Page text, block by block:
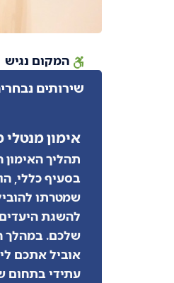
המקום נגיש
שירותים
אימון
תהליך האימון
בסעיף כללי,
שמטרתו
להשגת
שלכם. במהלך
אוביל אתכם
עתידי בתחום